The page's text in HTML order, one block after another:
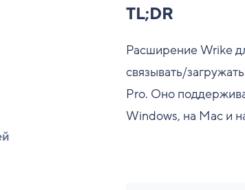
TL;DR
Расширение Wrike
связывать/
Pro. Оно
Windows, на Mac и